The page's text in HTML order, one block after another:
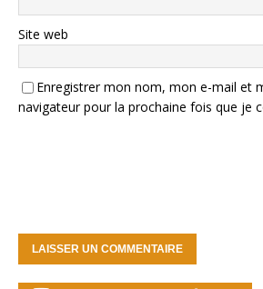
Site web
Enregistrer mon nom, mon e-mail et
navigateur pour la prochaine fois que je